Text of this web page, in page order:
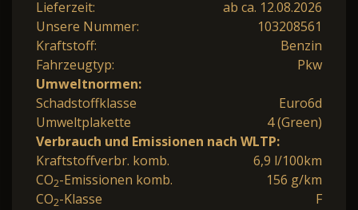
Lieferzeit:
ab ca. 12.08.2026
Unsere Nummer:
103208561
Kraftstoff:
Benzin
Fahrzeugtyp:
Pkw
Umweltnormen:
Schadstoffklasse
Euro6d
Umweltplakette
4 (Green)
Verbrauch und Emissionen nach WLTP:
Kraftstoffverbr. komb.
6,9 l/100km
CO2-Emissionen komb.
156 g/km
CO2-Klasse F